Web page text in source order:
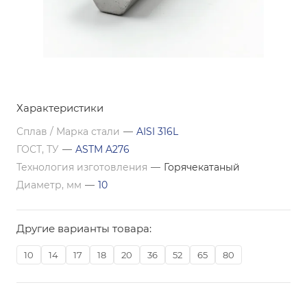
Характеристики
Сплав / Марка стали — AISI 316L
ГОСТ, ТУ — ASTM A276
Технология изготовления — Горячекатаный
Диаметр, мм — 10
Другие варианты товара:
10 14 17 18 20 36 52 65 80